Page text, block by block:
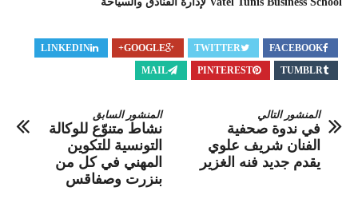
FACEBOOK
TWITTER
GOOGLE+
LINKEDIN
TUMBLR
PINTEREST
MAIL
المنشور السابق
نشاط متنوّع للوكالة
التونسية للتكوين
المهني في كل من
بنزرت وصفاقس
المنشور التالي
في ندوة صحفية
الفنان شريف علوي
يقدم جديد فنه الغزير